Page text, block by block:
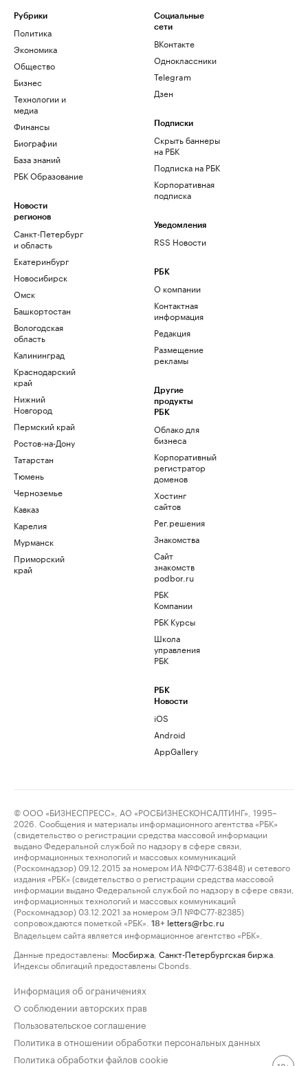
Рубрики
Политика
Экономика
Общество
Бизнес
Технологии и
медиа
Финансы
Биографии
База знаний
РБК Образование
Новости
регионов
Санкт-Петербург
и область
Екатеринбург
Новосибирск
Омск
Башкортостан
Вологодская
область
Калининград
Краснодарский
край
Нижний
Новгород
Пермский край
Ростов-на-Дону
Татарстан
Тюмень
Черноземье
Кавказ
Карелия
Мурманск
Приморский
край
Социальные
сети
ВКонтакте
Одноклассники
Telegram
Дзен
Подписки
Скрыть баннеры
на РБК
Подписка на РБК
Корпоративная
подписка
Уведомления
RSS Новости
РБК
О компании
Контактная
информация
Редакция
Размещение
рекламы
Другие
продукты
РБК
Облако для
бизнеса
Корпоративный
регистратор
доменов
Хостинг
сайтов
Рег.решения
Знакомства
Сайт
знакомств
podbor.ru
РБК
Компании
РБК Курсы
Школа
управления
РБК
РБК
Новости
iOS
Android
AppGallery
© ООО «БИЗНЕСПРЕСС», АО «РОСБИЗНЕСКОНСАЛТИНГ», 1995–
2026. Сообщения и материалы информационного агентства «РБК»
(свидетельство о регистрации средства массовой информации
выдано Федеральной службой по надзору в сфере связи,
информационных технологий и массовых коммуникаций
(Роскомнадзор) 09.12.2015 за номером ИА №ФС77-63848) и сетевого
издания «РБК» (свидетельство о регистрации средства массовой
информации выдано Федеральной службой по надзору в сфере связи,
информационных технологий и массовых коммуникаций
(Роскомнадзор) 03.12.2021 за номером ЭЛ №ФС77-82385)
сопровождаются пометкой «РБК».
18+ letters@rbc.ru
Владельцем сайта является информационное агентство «РБК».
Данные предоставлены: Мосбиржа Санкт-Петербургская биржа
Индексы облигаций предоставлены Cbonds.
Информация об ограничениях
О соблюдении авторских прав
Пользовательское соглашение
Политика в отношении обработки персональных данных
Политика обработки файлов cookie